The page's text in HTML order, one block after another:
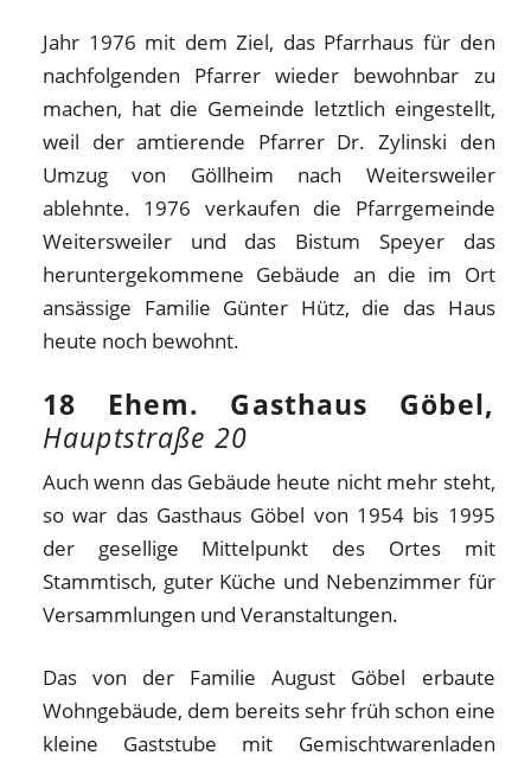
Jahr 1976 mit dem Ziel, das Pfarrhaus für den
nachfolgenden Pfarrer wieder bewohnbar zu
machen, hat die Gemeinde letztlich eingestellt,
weil der amtierende Pfarrer Dr. Zylinski den
Umzug von Göllheim nach Weitersweiler
ablehnte. 1976 verkaufen die Pfarrgemeinde
Weitersweiler und das Bistum Speyer das
heruntergekommene Gebäude an die im Ort
ansässige Familie Günter Hütz, die das Haus
heute noch bewohnt.
18 Ehem. Gasthaus Göbel,
Hauptstraße 20
Auch wenn das Gebäude heute nicht mehr steht,
so war das Gasthaus Göbel von 1954 bis 1995
der gesellige Mittelpunkt des Ortes mit
Stammtisch, guter Küche und Nebenzimmer für
Versammlungen und Veranstaltungen.
Das von der Familie August Göbel erbaute
Wohngebäude, dem bereits sehr früh schon eine
kleine Gaststube mit Gemischtwarenladen